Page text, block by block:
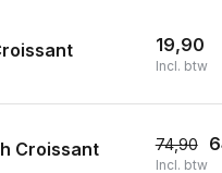
19,90
Incl. btw
Croissant 74,90
Incl. btw